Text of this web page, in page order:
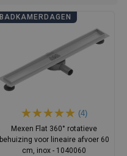
BADKAMERDAGEN
(4)
Mexen Flat 360° rotatieve
behuizing voor lineaire afvoer 60
cm, inox - 1040060